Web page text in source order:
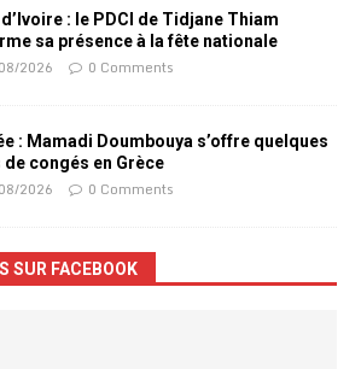
: le PDCI de Tidjane Thiam
sa présence à la fête nationale
2026 0 Comments
: Mamadi Doumbouya s’offre quelques
congés en Grèce
2026 0 Comments
SUR FACEBOOK